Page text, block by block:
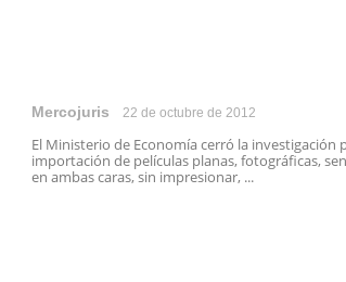
Mercojuris 22 de octubre de 2012
El Ministerio de Economía cerró la investigación
importación de películas planas, fotográficas,
en ambas caras, sin impresionar, ...